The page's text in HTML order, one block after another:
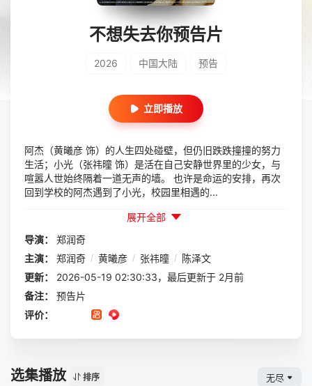
不想失去你预告片
2026 中国大陆 预告
立即播放
阿杰（黄曦彦 饰）的人生四处碰壁，但仍旧跌跌撞撞的努力
生活；小光（张祎曈 饰）是活在自己安静世界里的少女，与
喧嚣人世始终隔着一道无声的墙。 也许是命运的安排，再次
回到学校的阿杰遇到了小光，校园里相遇的...
展开全部
导演：
郑润奇
主演：
郑润奇 / 黄曦彦 / 张祎曈 / 陈泽文
更新：
2026-05-19 02:30:33，最后更新于 2月前
备注：
预告片
评价：
选集播放 排序 无尽